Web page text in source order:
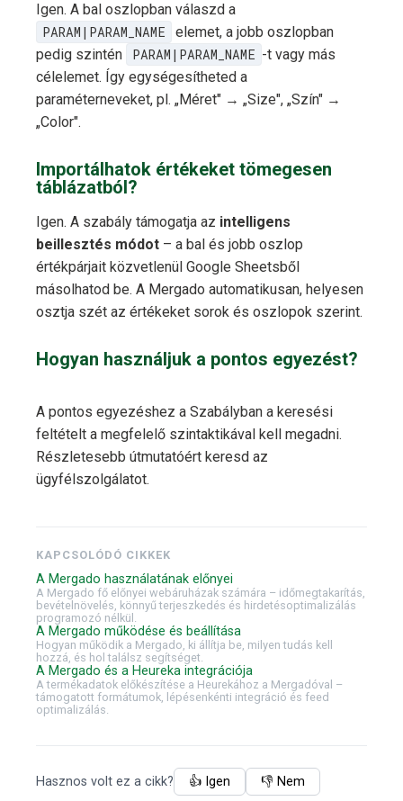
Igen. A bal oszlopban válaszd a
PARAM|PARAM_NAME
elemet, a jobb oszlopban
pedig szintén
PARAM|PARAM_NAME -t vagy más
célelemet. Így egységesítheted a
paraméterneveket, pl. „Méret" → „Size", „Szín" →
„Color".
Importálhatok értékeket tömegesen
táblázatból?
Igen. A szabály támogatja az intelligens
beillesztés módot – a bal és jobb oszlop
értékpárjait közvetlenül Google Sheetsből
másolhatod be. A Mergado automatikusan, helyesen
osztja szét az értékeket sorok és oszlopok szerint.
Hogyan használjuk a pontos egyezést?
A pontos egyezéshez a Szabályban a keresési
feltételt a megfelelő szintaktikával kell megadni.
Részletesebb útmutatóért keresd az
ügyfélszolgálatot.
KAPCSOLÓDÓ CIKKEK
A Mergado használatának előnyei
A Mergado fő előnyei webáruházak számára – időmegtakarítás,
bevételnövelés, könnyű terjeszkedés és hirdetésoptimalizálás
programozó nélkül.
A Mergado működése és beállítása
Hogyan működik a Mergado, ki állítja be, milyen tudás kell
hozzá, és hol találsz segítséget.
A Mergado és a Heureka integrációja
A termékadatok előkészítése a Heurekához a Mergadóval –
támogatott formátumok, lépésenkénti integráció és feed
optimalizálás.
Hasznos volt ez a cikk? 👍 Igen 👎 Nem